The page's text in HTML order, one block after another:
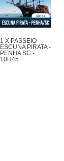
1 X PASSEIO
ESCUNA PIRATA -
PENHA SC -
10H45